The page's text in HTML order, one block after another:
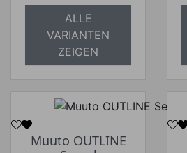
ALLE
VARIANTEN
ZEIGEN
Muuto OUTLINE